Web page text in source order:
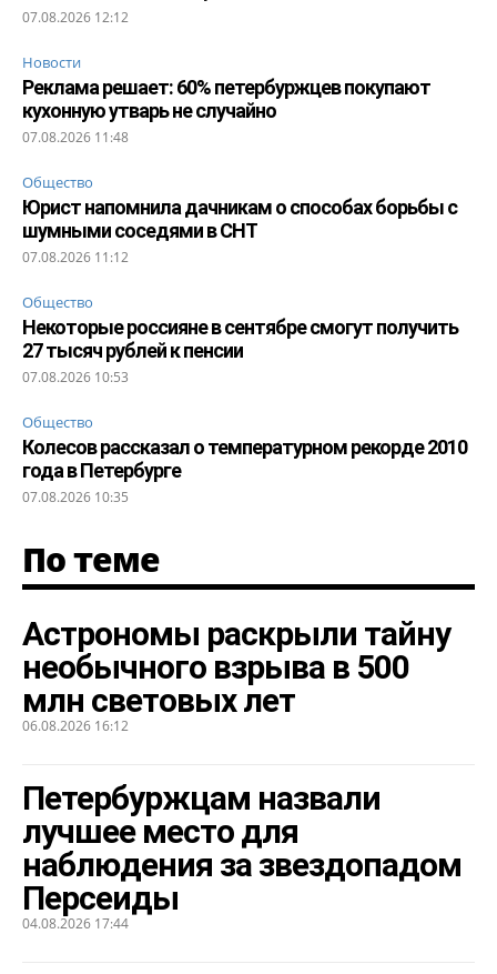
07.08.2026 12:12
Новости
Реклама решает: 60% петербуржцев покупают
кухонную утварь не случайно
07.08.2026 11:48
Общество
Юрист напомнила дачникам о способах борьбы с
шумными соседями в СНТ
07.08.2026 11:12
Общество
Некоторые россияне в сентябре смогут получить
27 тысяч рублей к пенсии
07.08.2026 10:53
Общество
Колесов рассказал о температурном рекорде 2010
года в Петербурге
07.08.2026 10:35
По теме
Астрономы раскрыли тайну
необычного взрыва в 500
млн световых лет
06.08.2026 16:12
Петербуржцам назвали
лучшее место для
наблюдения за звездопадом
Персеиды
04.08.2026 17:44